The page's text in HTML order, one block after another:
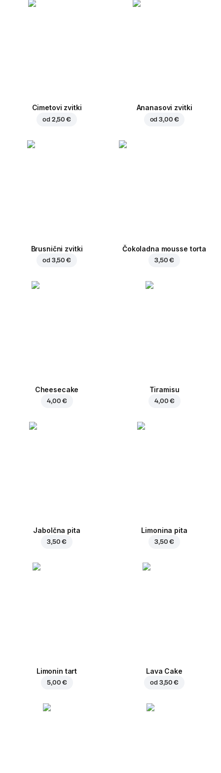
Cimetovi zvitki
od 2,50 €
Ananasovi zvitki
od3,00 €
Brusnični zvitki
od 3,50 €
Čokoladna mousse torta
3,50 €
Cheesecake
4,00 €
Tiramisu
4,00 €
Jabolčna pita
3,50 €
Limonina pita
3,50 €
Limonin tart
5,00 €
Lava Cake
od 3,50 €